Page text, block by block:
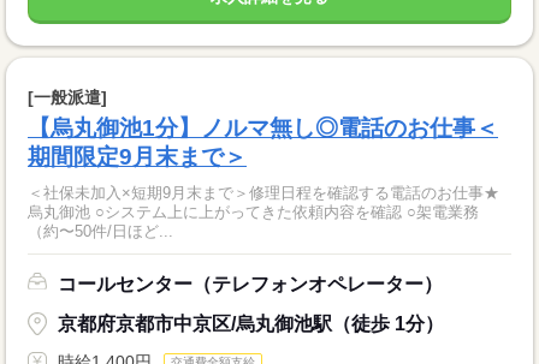
[一般派遣]
【烏丸御池1分】ノルマ無し◎電話のお仕事＜
期間限定9月末まで＞
＜社保未加入×短期9月末まで＞修理日程を確認する電話のお仕事★
烏丸御池 ○システム上に上がってきた依頼内容を確認 ○架電業務
（約〜50件/日ほど...
コールセンター（テレフォンオペレーター）
京都府京都市中京区/烏丸御池駅（徒歩 1分）